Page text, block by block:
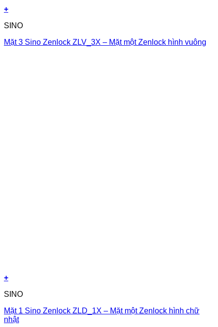
+
SINO
Mặt 3 Sino Zenlock ZLV_3X – Mặt một Zenlock hình vuông
+
SINO
Mặt 1 Sino Zenlock ZLD_1X – Mặt một Zenlock hình chữ
nhật